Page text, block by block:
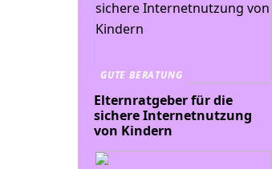
GUTE BERATUNG
Elternratgeber für die
sichere Internetnutzung
von Kindern